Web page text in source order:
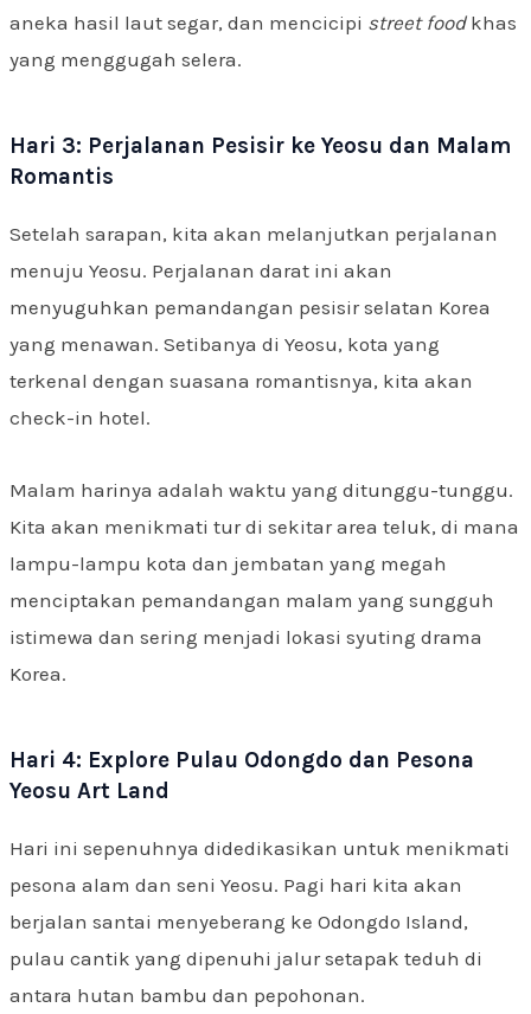
aneka hasil laut segar, dan mencicipi street foodkhas
yang menggugah selera.
Hari 3: Perjalanan Pesisir ke Yeosu dan Malam
Romantis
Setelah sarapan, kita akan melanjutkan perjalanan
menuju Yeosu. Perjalanan darat ini akan
menyuguhkan pemandangan pesisir selatan Korea
yang menawan. Setibanya di Yeosu, kota yang
terkenal dengan suasana romantisnya, kita akan
check-in hotel.
Malam harinya adalah waktu yang ditunggu-tunggu.
Kita akan menikmati tur di sekitar area teluk, di mana
lampu-lampu kota dan jembatan yang megah
menciptakan pemandangan malam yang sungguh
istimewa dan sering menjadi lokasi syuting drama
Korea.
Hari 4: Explore Pulau Odongdo dan Pesona
Yeosu Art Land
Hari ini sepenuhnya didedikasikan untuk menikmati
pesona alam dan seni Yeosu. Pagi hari kita akan
berjalan santai menyeberang ke Odongdo Island,
pulau cantik yang dipenuhi jalur setapak teduh di
antara hutan bambu dan pepohonan.